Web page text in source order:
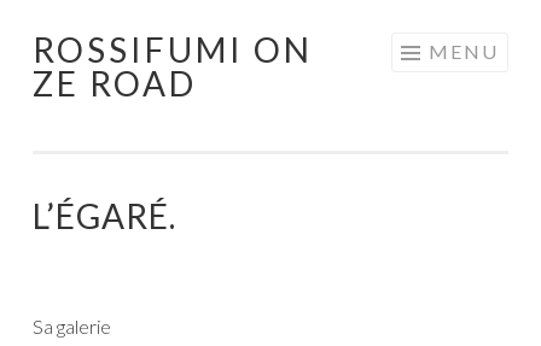
Aller
au
ROSSIFUMI ON
ZE ROAD
MENU
L’ÉGARÉ.
Sa galerie